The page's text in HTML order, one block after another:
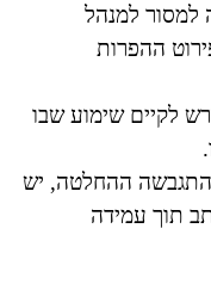
למסור למנהל
ההפרות
לקיים שימוע שבו
ההחלטה, יש
תוך עמידה